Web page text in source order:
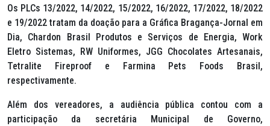
Os PLCs 13/2022, 14/2022, 15/2022, 16/2022, 17/2022, 18/2022
e 19/2022 tratam da doação para a Gráfica Bragança-Jornal em
Dia, Chardon Brasil Produtos e Serviços de Energia, Work
Eletro Sistemas, RW Uniformes, JGG Chocolates Artesanais,
Tetralite Fireproof e Farmina Pets Foods Brasil,
respectivamente.
Além dos vereadores, a audiência pública contou com a
participação da secretária Municipal de Governo,